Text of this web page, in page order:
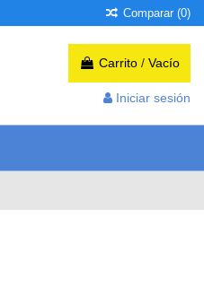
Comparar (0)
Carrito / Vacío
Iniciar sesión